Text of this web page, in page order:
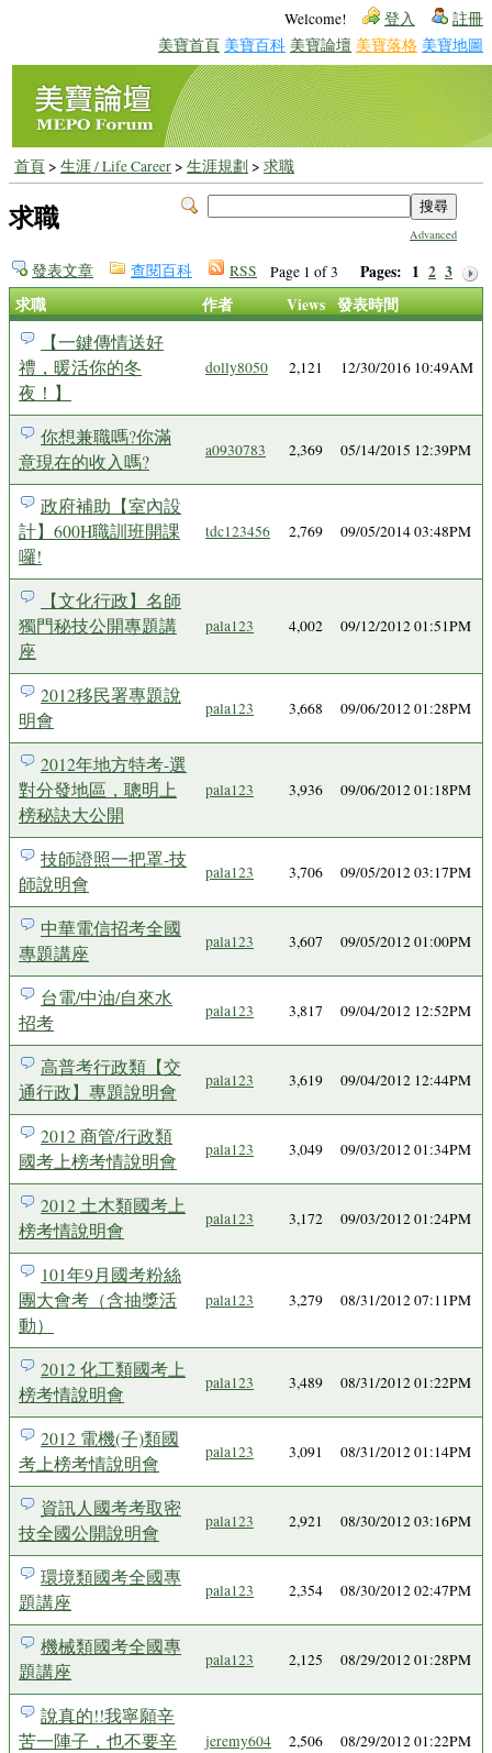
Welcome! 登入 註冊
美寶首頁 美寶百科 美寶論壇 美寶落格 美寶地圖
首頁> 生涯 / Life Career> 生涯規劃 > 求職
Advanced
求職
Page 1 of 3 Pages: 1 2 3
發表文章 查閱百科 RSS
求職 作者 Views 發表時間
【一鍵傳情送好
禮，暖活你的冬
夜！】
dolly8050 2,121 12/30/2016 10:49AM
你想兼職嗎?你滿
意現在的收入嗎?
a0930783 2,369 05/14/2015 12:39PM
政府補助【室內設
計】600H職訓班開課
囉!
tdc123456 2,769 09/05/2014 03:48PM
【文化行政】名師
獨門秘技公開專題講
座
pala123 4,002 09/12/2012 01:51PM
2012移民署專題說
明會
pala123 3,668 09/06/2012 01:28PM
2012年地方特考-選
對分發地區，聰明上
榜秘訣大公開
pala123 3,936 09/06/2012 01:18PM
技師證照一把罩-技
師說明會
pala123 3,706 09/05/2012 03:17PM
中華電信招考全國
專題講座
pala123 3,607 09/05/2012 01:00PM
台電/中油/自來水
招考
pala123 3,817 09/04/2012 12:52PM
高普考行政類【交
通行政】專題說明會
pala123 3,619 09/04/2012 12:44PM
2012 商管/行政類
國考上榜考情說明會
pala123 3,049 09/03/2012 01:34PM
2012 土木類國考上
榜考情說明會
pala123 3,172 09/03/2012 01:24PM
101年9月國考粉絲
團大會考（含抽獎活
動）
pala123 3,279 08/31/2012 07:11PM
2012 化工類國考上
榜考情說明會
pala123 3,489 08/31/2012 01:22PM
2012 電機(子)類國
考上榜考情說明會
pala123 3,091 08/31/2012 01:14PM
資訊人國考考取密
技全國公開說明會
pala123 2,921 08/30/2012 03:16PM
環境類國考全國專
題講座
pala123 2,354 08/30/2012 02:47PM
機械類國考全國專
題講座
pala123 2,125 08/29/2012 01:28PM
說真的!!我寧願辛
苦一陣子，也不要辛
jeremy604 2,506 08/29/2012 01:22PM